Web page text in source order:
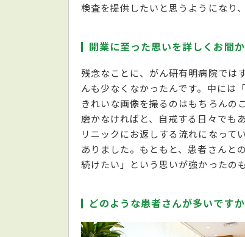
検査を提供したいと思うようになり
開業に至った思いを詳しくお聞
残念なことに、がん研有明病院では
んも少なくなかったんです。中には
きれいな画像を撮るのはもちろんの
磨かなければと、自戒する日々でも
リニックにお返しする流れになって
ありました。もともと、患者さんと
続けたい」という思いが強かったの
どのような患者さんが多いですか